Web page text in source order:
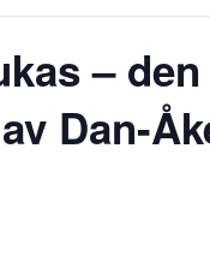
– den
Dan-